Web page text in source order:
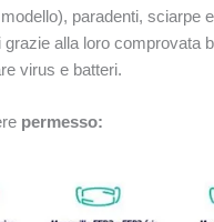
paradenti, sciarpe
grazie alla loro comprovata
virus e batteri.
permesso: